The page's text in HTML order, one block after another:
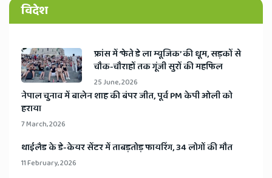
विदेश
​फ्रांस में ‘फेते डे ला म्यूजिक’ की धूम, सड़कों से
चौक-चौराहों तक गूंजी सुरों की महफिल
25 June, 2026
​नेपाल चुनाव में बालेन शाह की बंपर जीत, पूर्व PM केपी ओली को
हराया
7 March, 2026
​थाईलैड के डे-केयर सेंटर में ताबड़तोड़ फायरिंग, 34 लोगों की मौत
11 February, 2026